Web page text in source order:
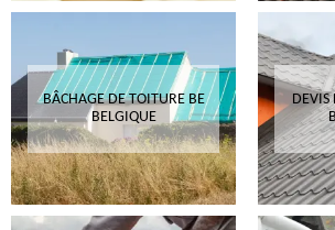
BÂCHAGE DE TOITURE BE
BELGIQUE
DEVIS